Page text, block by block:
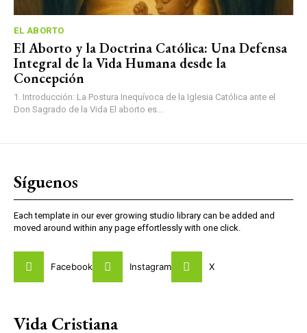
EL ABORTO
El Aborto y la Doctrina Católica: Una Defensa
Integral de la Vida Humana desde la
Concepción
1. Introducción: La Postura Inequívoca de la Iglesia Católica ante el
Don Sagrado de la Vida El aborto es...
Síguenos
Each template in our ever growing studio library can be added and
moved around within any page effortlessly with one click.
Facebook Instagram X
Vida Cristiana